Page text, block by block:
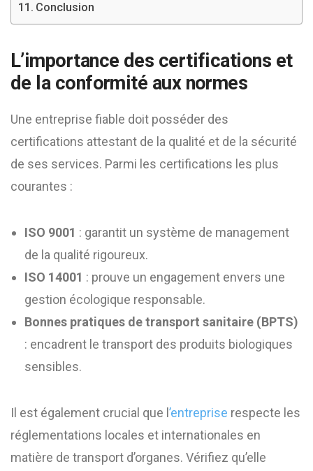
Conclusion
L’importance des certifications et
de la conformité aux normes
Une entreprise fiable doit posséder des
certifications attestant de la qualité et de la sécurité
de ses services. Parmi les certifications les plus
courantes :
ISO 9001 : garantit un système de management
de la qualité rigoureux.
ISO 14001 : prouve un engagement envers une
gestion écologique responsable.
Bonnes pratiques de transport sanitaire (BPTS)
: encadrent le transport des produits biologiques
sensibles.
Il est également crucial que l ’entreprise respecte les
réglementations locales et internationales en
matière de transport d’organes. Vérifiez qu’elle